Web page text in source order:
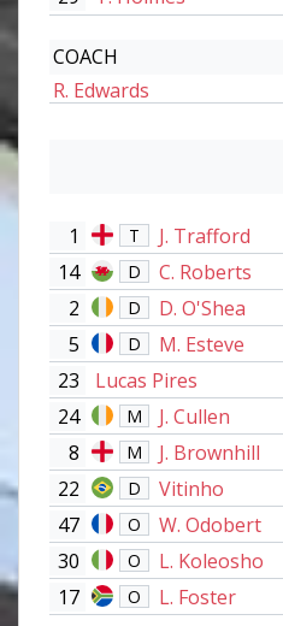
COACH
R. Edwards
1 T J. Trafford
14 D C. Roberts
2 D D. O'Shea
5 D M. Esteve
23 Lucas Pires
24 M J. Cullen
8 M J. Brownhill
22 D Vitinho
47 O W. Odobert
30 O L. Koleosho
17 O L. Foster